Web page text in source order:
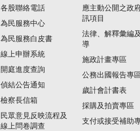
各股聯絡電話
為民服務中心
為民服務白皮書
線上申辦系統
開庭進度查詢
偵結公告通知
檢察長信箱
民眾意見反映流程及
線上問卷調查
應主動公開之政
訊項目
法律、解釋彙編
導
施政計畫專區
公務出國報告專
歲計會計書表
採購及拍賣專區
支付或接受補助